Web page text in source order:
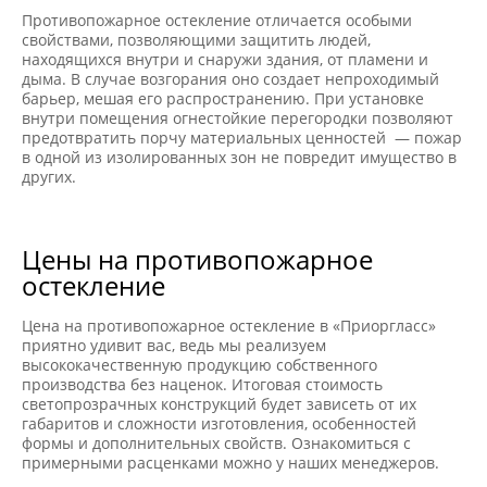
Противопожарное остекление отличается особыми
свойствами, позволяющими защитить людей,
находящихся внутри и снаружи здания, от пламени и
дыма. В случае возгорания оно создает непроходимый
барьер, мешая его распространению. При установке
внутри помещения огнестойкие перегородки позволяют
предотвратить порчу материальных ценностей — пожар
в одной из изолированных зон не повредит имущество в
других.
Цены на противопожарное
остекление
Цена на противопожарное остекление в «Приоргласс»
приятно удивит вас, ведь мы реализуем
высококачественную продукцию собственного
производства без наценок. Итоговая стоимость
светопрозрачных конструкций будет зависеть от их
габаритов и сложности изготовления, особенностей
формы и дополнительных свойств. Ознакомиться с
примерными расценками можно у наших менеджеров.